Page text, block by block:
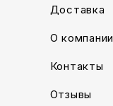
Доставка
О компании
Контакты
Отзывы